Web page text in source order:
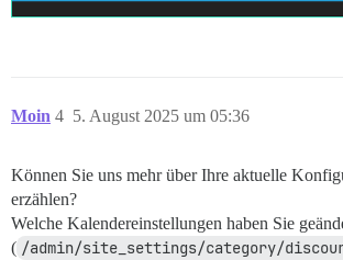
Moin 5. August 2025 um 05:36
4
Können Sie uns mehr über Ihre aktuelle
erzählen?
Welche Kalendereinstellungen haben Sie
( /admin/site_settings/category/